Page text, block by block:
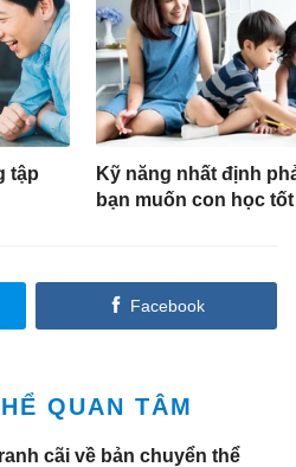
tập
Kỹ năng nhất định
bạn muốn con học tốt
Facebook
QUAN TÂM
cãi về bản chuyển thể